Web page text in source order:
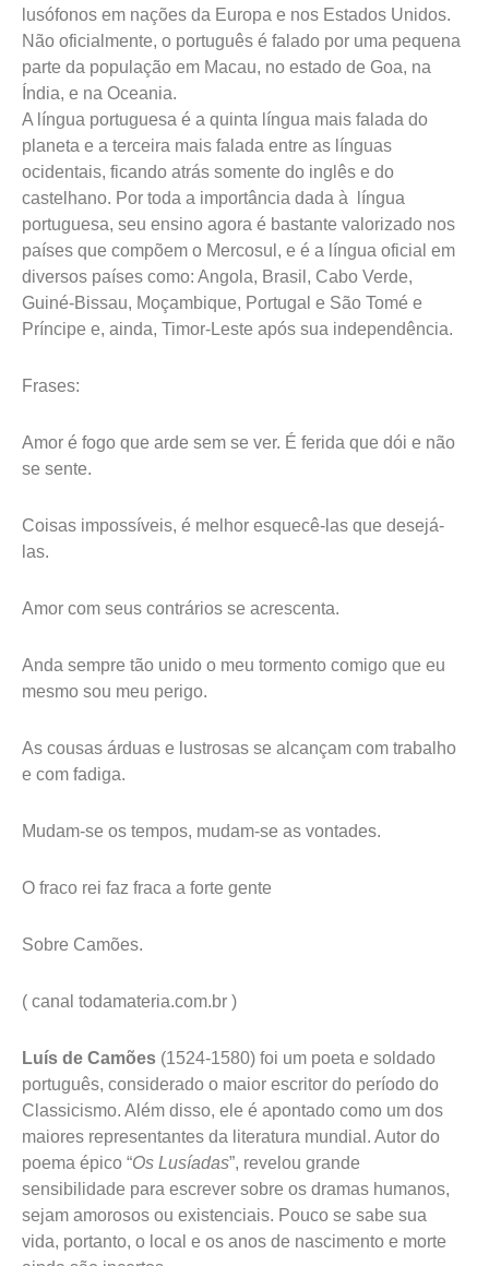
lusófonos em nações da Europa e nos Estados Unidos.
Não oficialmente, o português é falado por uma pequena
parte da população em Macau, no estado de Goa, na
Índia, e na Oceania.
A língua portuguesa é a quinta língua mais falada do
planeta e a terceira mais falada entre as línguas
ocidentais, ficando atrás somente do inglês e do
castelhano. Por toda a importância dada à língua
portuguesa, seu ensino agora é bastante valorizado nos
países que compõem o Mercosul, e é a língua oficial em
diversos países como: Angola, Brasil, Cabo Verde,
Guiné-Bissau, Moçambique, Portugal e São Tomé e
Príncipe e, ainda, Timor-Leste após sua independência.
Frases:
Amor é fogo que arde sem se ver. É ferida que dói e não
se sente.
Coisas impossíveis, é melhor esquecê-las que desejá-
las.
Amor com seus contrários se acrescenta.
Anda sempre tão unido o meu tormento comigo que eu
mesmo sou meu perigo.
As cousas árduas e lustrosas se alcançam com trabalho
e com fadiga.
Mudam-se os tempos, mudam-se as vontades.
O fraco rei faz fraca a forte gente
Sobre Camões.
( canal todamateria.com.br )
Luís de Camões (1524-1580) foi um poeta e soldado
português, considerado o maior escritor do período do
Classicismo. Além disso, ele é apontado como um dos
maiores representantes da literatura mundial. Autor do
poema épico “Os Lusíadas”, revelou grande
sensibilidade para escrever sobre os dramas humanos,
sejam amorosos ou existenciais. Pouco se sabe sua
vida, portanto, o local e os anos de nascimento e morte